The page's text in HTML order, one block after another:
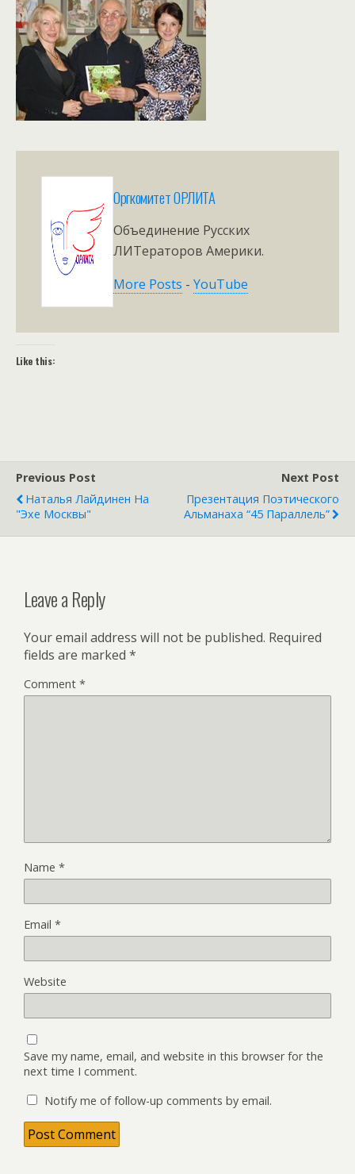
Оргкомитет ОРЛИТА
Объединение Русских
ЛИТераторов Америки.
More Posts -YouTube
Like this:
Previous Post
Наталья Лайдинен На
"Эхе Москвы"
Next Post
Презентация Поэтического
Альманаха “45 Параллель”
Leave a Reply
Your email address will not be published. Required
fields are marked *
Comment *
Name *
Email *
Website
Save my name, email, and website in this browser for the
next time I comment.
Notify me of follow-up comments by email.